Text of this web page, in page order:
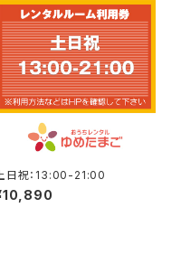
日祝：13:00-21:00